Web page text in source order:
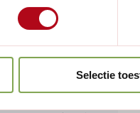
Selectie
op te fleuren
Met zijn klassieke
aan elke
4 reviews